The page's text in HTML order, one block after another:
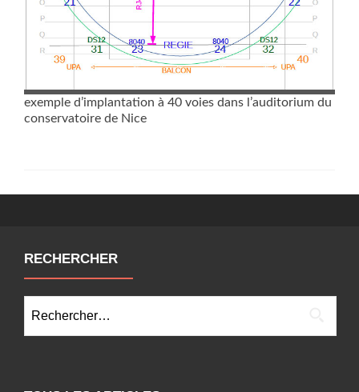
exemple d’implantation à 40 voies dans l’auditorium du
conservatoire de Nice
RECHERCHER